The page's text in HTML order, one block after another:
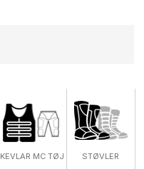
KEVLAR MC TØJ STØVLER